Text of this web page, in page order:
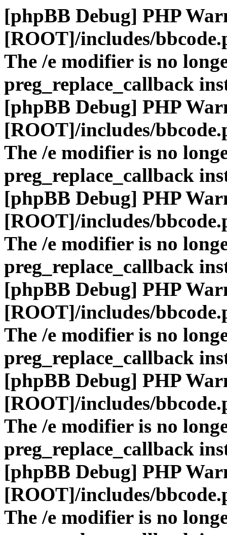
[phpBB Debug] PHP
[ROOT]/includes/
The /e modifier is no
preg_replace_callback
[phpBB Debug] PHP
[ROOT]/includes/
The /e modifier is no
preg_replace_callback
[phpBB Debug] PHP
[ROOT]/includes/
The /e modifier is no
preg_replace_callback
[phpBB Debug] PHP
[ROOT]/includes/
The /e modifier is no
preg_replace_callback
[phpBB Debug] PHP
[ROOT]/includes/
The /e modifier is no
preg_replace_callback
[phpBB Debug] PHP
[ROOT]/includes/
The /e modifier is no